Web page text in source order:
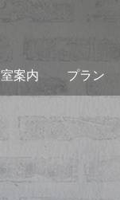
案内 プラン